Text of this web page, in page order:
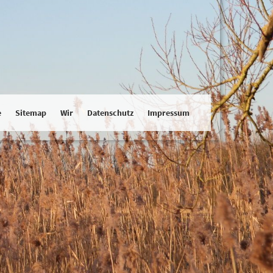
Sitemap Wir Datenschutz Impressum